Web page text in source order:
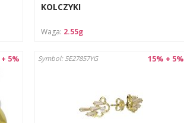
trwałość i odporność na uszkodzenia
oraz europejskimi normami
połknięcia małych elementów.
które mogą uszkodzić jej powierzchnię.
KOLCZYKI
Waga: 2.55g
5% 15% + 5%
Symbol: 5E27857YG